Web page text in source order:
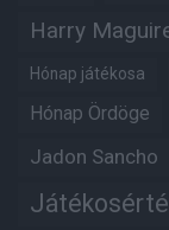
Harry
Hónap játékosa
Hónap Ördöge
Jadon Sancho